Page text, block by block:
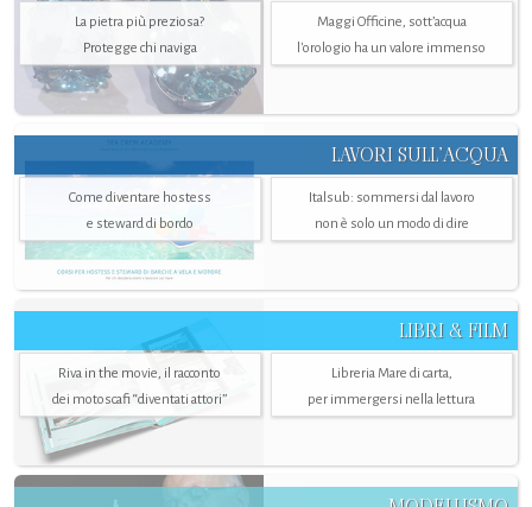
La pietra più preziosa?
Protegge chi naviga
Maggi Officine, sott’acqua
l'orologio ha un valore immenso
LAVORI SULL’ACQUA
Come diventare hostess
e steward di bordo
Italsub: sommersi dal lavoro
non è solo un modo di dire
LIBRI & FILM
Riva in the movie, il racconto
dei motoscafi “diventati attori”
Libreria Mare di carta,
per immergersi nella lettura